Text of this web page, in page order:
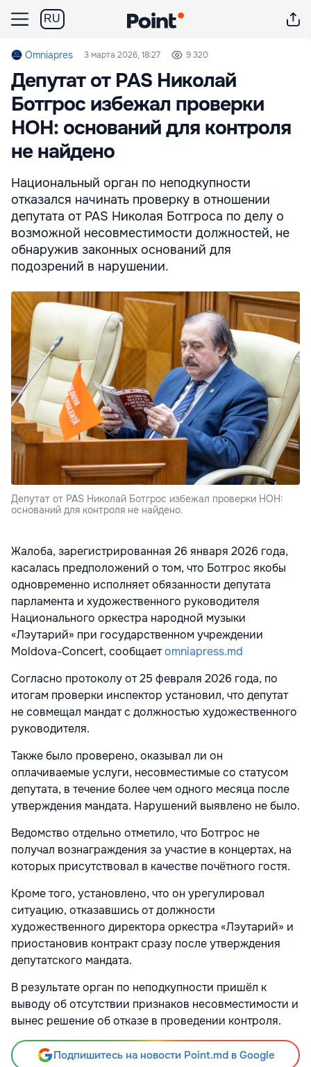
RU
Omniapres 3 марта 2026, 18:27 9 320
Депутат от PAS Николай
Ботгрос избежал проверки
НОН: оснований для контроля
не найдено
Национальный орган по неподкупности
отказался начинать проверку в отношении
депутата от PAS Николая Ботгроса по делу о
возможной несовместимости должностей, не
обнаружив законных оснований для
подозрений в нарушении.
Депутат от PAS Николай Ботгрос избежал проверки НОН:
оснований для контроля не найдено.
Жалоба, зарегистрированная 26 января 2026 года,
касалась предположений о том, что Ботгрос якобы
одновременно исполняет обязанности депутата
парламента и художественного руководителя
Национального оркестра народной музыки
«Лэутарий» при государственном учреждении
Moldova-Concert, сообщаетomniapress.md
Согласно протоколу от 25 февраля 2026 года, по
итогам проверки инспектор установил, что депутат
не совмещал мандат с должностью художественного
руководителя.
Также было проверено, оказывал ли он
оплачиваемые услуги, несовместимые со статусом
депутата, в течение более чем одного месяца после
утверждения мандата. Нарушений выявлено не было.
Ведомство отдельно отметило, что Ботгрос не
получал вознаграждения за участие в концертах, на
которых присутствовал в качестве почётного гостя.
Кроме того, установлено, что он урегулировал
ситуацию, отказавшись от должности
художественного директора оркестра «Лэутарий» и
приостановив контракт сразу после утверждения
депутатского мандата.
В результате орган по неподкупности пришёл к
выводу об отсутствии признаков несовместимости и
вынес решение об отказе в проведении контроля.
Подпишитесь на новости Point.md в Google